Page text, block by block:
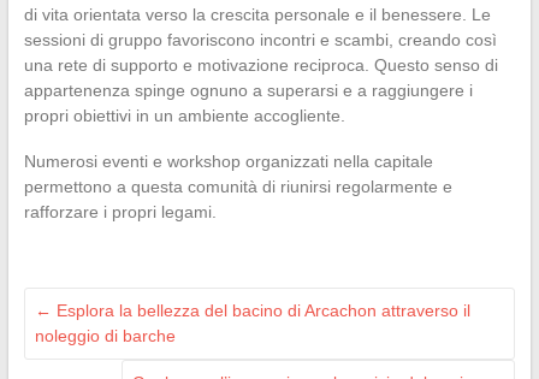
di vita orientata verso la crescita personale e il benessere. Le
sessioni di gruppo favoriscono incontri e scambi, creando così
una rete di supporto e motivazione reciproca. Questo senso di
appartenenza spinge ognuno a superarsi e a raggiungere i
propri obiettivi in un ambiente accogliente.
Numerosi eventi e workshop organizzati nella capitale
permettono a questa comunità di riunirsi regolarmente e
rafforzare i propri legami.
← Esplora la bellezza del bacino di Arcachon attraverso il
noleggio di barche